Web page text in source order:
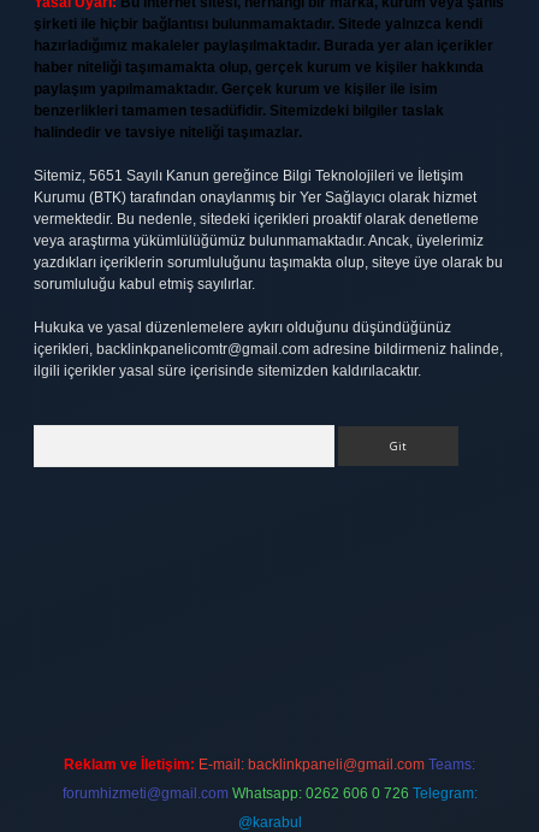
şirketi ile hiçbir bağlantısı bulunmamaktadır. Sitede yalnızca kendi
hazırladığımız makaleler paylaşılmaktadır. Burada yer alan içerikler
haber niteliği taşımamakta olup, gerçek kurum ve kişiler hakkında
paylaşım yapılmamaktadır. Gerçek kurum ve kişiler ile isim
benzerlikleri tamamen tesadüfidir. Sitemizdeki bilgiler taslak
halindedir ve tavsiye niteliği taşımazlar.
Sitemiz, 5651 Sayılı Kanun gereğince Bilgi Teknolojileri ve İletişim
Kurumu (BTK) tarafından onaylanmış bir Yer Sağlayıcı olarak hizmet
vermektedir. Bu nedenle, sitedeki içerikleri proaktif olarak denetleme
veya araştırma yükümlülüğümüz bulunmamaktadır. Ancak, üyelerimiz
yazdıkları içeriklerin sorumluluğunu taşımakta olup, siteye üye olarak bu
sorumluluğu kabul etmiş sayılırlar.
Hukuka ve yasal düzenlemelere aykırı olduğunu düşündüğünüz
içerikleri, backlinkpanelicomtr@gmail.com adresine bildirmeniz halinde,
ilgili içerikler yasal süre içerisinde sitemizden kaldırılacaktır.
Reklam ve İletişim: E-mail: backlinkpaneli@gmail.com Teams:
forumhizmeti@gmail.com Whatsapp: 0262 606 0 726 Telegram:
@karabul